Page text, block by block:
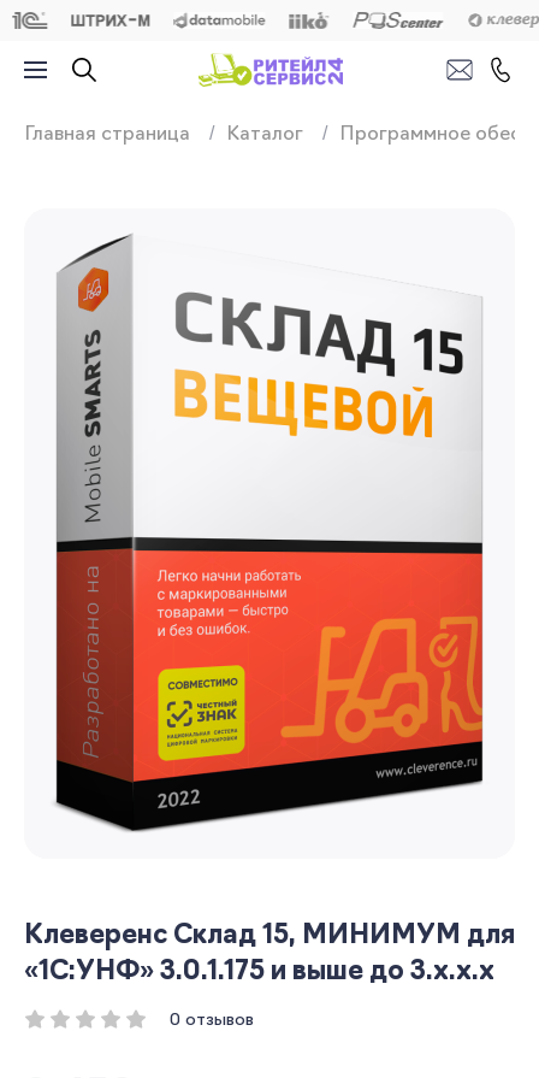
Продажа,
Главная страница Каталог Программное
Клеверенс Склад 15, МИНИМУМ для
«1С:УНФ» 3.0.1.175 и выше до 3.x.x.x
0 отзывов